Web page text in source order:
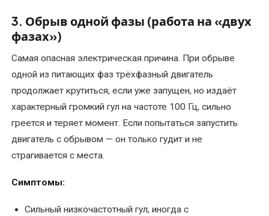
крановых
электродвигателей
Ремонт
(отечественных
и
импортных)
насосов
3. Обрыв одной фазы (работа на «двух
фазах»)
Самая опасная электрическая причина. При обрыве
одной из питающих фаз трёхфазный двигатель
продолжает крутиться, если уже запущен, но издаёт
характерный громкий гул на частоте 100 Гц, сильно
греется и теряет момент. Если попытаться запустить
двигатель с обрывом — он только гудит и не
страгивается с места.
Симптомы:
Сильный низкочастотный гул, иногда с